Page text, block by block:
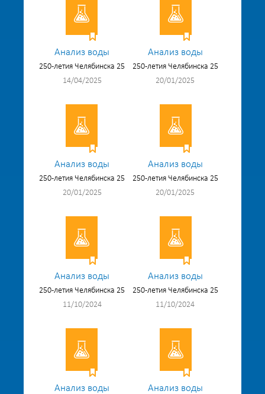
Анализ воды
250-летия Челябинска 25
14/04/2025
Анализ воды
250-летия Челябинска 25
20/01/2025
Анализ воды
250-летия Челябинска 25
20/01/2025
Анализ воды
250-летия Челябинска 25
20/01/2025
Анализ воды
250-летия Челябинска 25
11/10/2024
Анализ воды
250-летия Челябинска 25
11/10/2024
Анализ воды Анализ воды